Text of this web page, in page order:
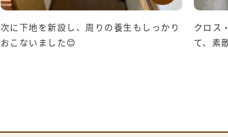
次に下地を新設し、周りの養生もしっかり
おこないました😊
クロス
て、素